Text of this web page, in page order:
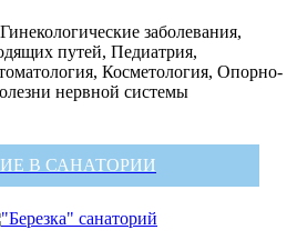
Гинекологические заболевания,
путей, Педиатрия,
Косметология, Опорно-
нервной системы
В САНАТОРИИ